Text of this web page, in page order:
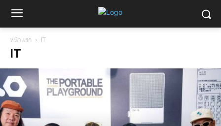
หน้าแรก IT
IT